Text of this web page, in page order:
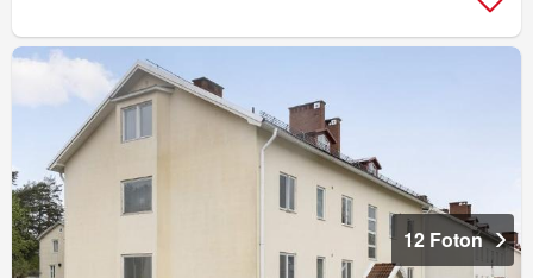
12 Foton